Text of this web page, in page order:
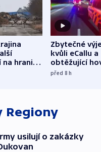
na hranici
Zbytečné
kvůli eCallu a
obtěžující
zdržují
před 8h
Regiony
usilují o zakázky